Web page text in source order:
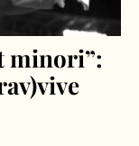
minori”: